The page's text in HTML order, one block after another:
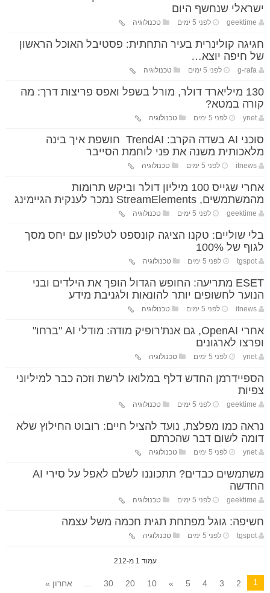
ישראלי שנחשף היום
geektime לפני 5 ימים טכנולוגיה
חגיגה קולינרית בעיר התחתית: פסטיבל האוכל הראשון
של חיפה יוצא…
g-rafa לפני 5 ימים טכנולוגיה
130 מיליארד דולר, מורל בשפל ואפס פריצות דרך: מה
קורה במטא?
ynet לפני 5 ימים טכנולוגיה
סוכני AI בשדה הקרב: TrendAI חושפת איך בינה
מלאכותית משנה את פני לוחמת הסייבר
itnews לפני 5 ימים טכנולוגיה
אחרי שגייס 100 מיליון דולר וביקש תרומות
מהמשתמשים, StreamElements נמכר לענקית הגיימינג
geektime לפני 5 ימים טכנולוגיה
בלי שוליים: טקנו הציגה קונספט לטלפון עם יחס מסך
לגוף של 100%
tgspot לפני 5 ימים טכנולוגיה
ESET מתריעה: החופש הגדול הופך את הילדים ובני
הנוער לחשופים יותר להונאות ולגניבת מידע
itnews לפני 5 ימים טכנולוגיה
אחרי OpenAI, גם אנת'רופיק מודה: מודלי AI "ברחו"
ופרצו לארגונים
ynet לפני 5 ימים טכנולוגיה
הספיידרמן החדש דלף במלואו לרשת וזכה כבר למיליוני
צפיות
geektime לפני 5 ימים טכנולוגיה
נראה כמו מפלצת, נועד להציל חיים: רובוט החילוץ שלא
דומה לשום דבר שהכרתם
ynet לפני 5 ימים טכנולוגיה
משתמשים כבדים? תתכוננו לשלם לאפל על סירי AI
החדשה
geektime לפני 5 ימים טכנולוגיה
חשיפה: גוגל מפתחת תגית חכמה משל עצמה
tgspot לפני 5 ימים טכנולוגיה
עמוד 1 מ-212
1
2
3
4
5
»
10
20
30
... אחרון »